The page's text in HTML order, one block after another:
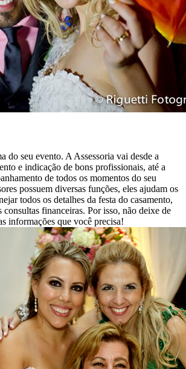
do seu evento. A Assessoria vai desde a
e indicação de bons profissionais, até a
de todos os momentos do seu
possuem diversas funções, eles ajudam os
todos os detalhes da festa do casamento,
consultas financeiras. Por isso, não deixe de
informações que você precisa!